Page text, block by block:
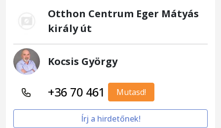
Otthon Centrum Eger Mátyás
király út
Kocsis György
+36 70 461 Mutasd!
Írj a hirdetőnek!